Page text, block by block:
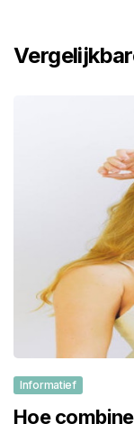
Informatief
Hoe